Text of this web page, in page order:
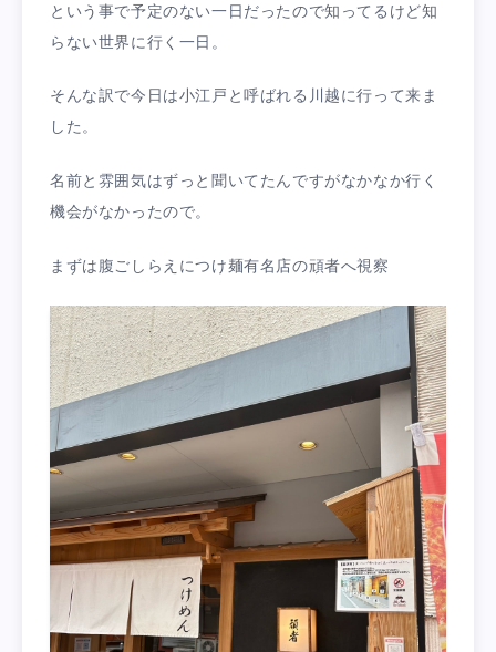
という事で予定のない一日だったので知ってるけど知
らない世界に行く一日。
そんな訳で今日は小江戸と呼ばれる川越に行って来ま
した。
名前と雰囲気はずっと聞いてたんですがなかなか行く
機会がなかったので。
まずは腹ごしらえにつけ麺有名店の頑者へ視察